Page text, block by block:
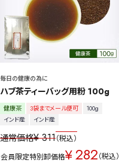
毎日の健康の為に
ハブ茶ティーバッグ用粉 100g
健康茶 3袋までメール便可
100g
インド産
インド産
通常価格¥ 311 税込
会員限定特別卸価格¥282 税込